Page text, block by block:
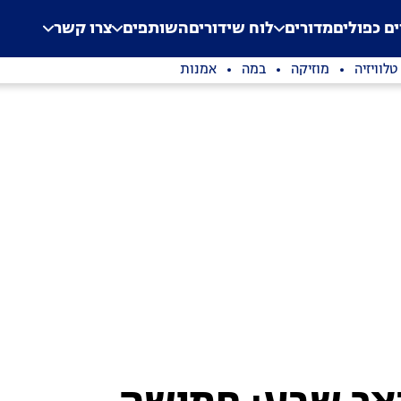
Application error: a
. כפוליםמדורים לוח שידוריםהשותפים צרו קשר
טלוויזיה מוזיקה במה אמנות